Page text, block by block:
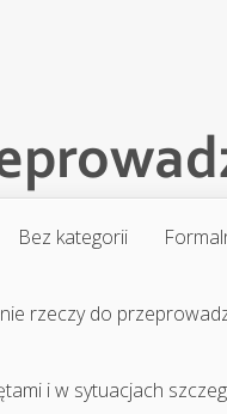
Bez kategorii
rzeczy do
i w sytuacjach